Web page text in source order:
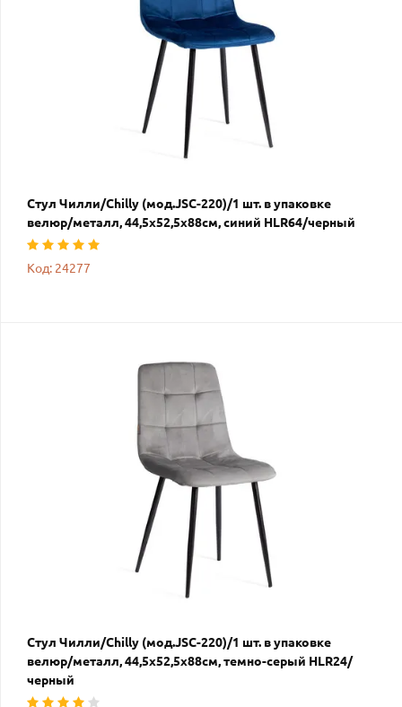
Стул Чилли/Chilly (мод.JSC-220)/1 шт. в упаковке
велюр/металл, 44,5х52,5х88см, синий HLR64/черный
Код: 24277
Стул Чилли/Chilly (мод.JSC-220)/1 шт. в упаковке
велюр/металл, 44,5х52,5х88см, темно-серый HLR24/
черный